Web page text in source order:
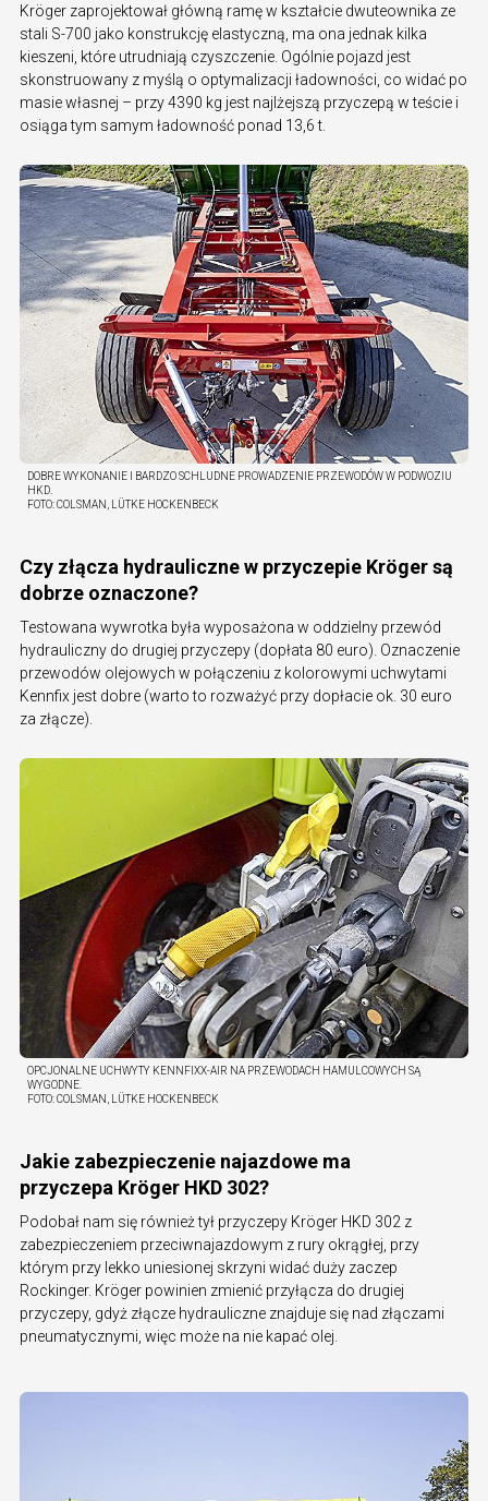
Kröger zaprojektował główną ramę w kształcie dwuteownika ze
stali S-700 jako konstrukcję elastyczną, ma ona jednak kilka
kieszeni, które utrudniają czyszczenie. Ogólnie pojazd jest
skonstruowany z myślą o optymalizacji ładowności, co widać po
masie własnej – przy 4390 kg jest najlżejszą przyczepą w teście i
osiąga tym samym ładowność ponad 13,6 t.
DOBRE WYKONANIE I BARDZO SCHLUDNE PROWADZENIE PRZEWODÓW W PODWOZIU
HKD.
FOTO:COLSMAN, LÜTKE HOCKENBECK
Czy złącza hydrauliczne w przyczepie Kröger są
dobrze oznaczone?
Testowana wywrotka była wyposażona w oddzielny przewód
hydrauliczny do drugiej przyczepy (dopłata 80 euro). Oznaczenie
przewodów olejowych w połączeniu z kolorowymi uchwytami
Kennfix jest dobre (warto to rozważyć przy dopłacie ok. 30 euro
za złącze).
OPCJONALNE UCHWYTY KENNFIXX-AIR NA PRZEWODACH HAMULCOWYCH SĄ
WYGODNE.
FOTO:COLSMAN, LÜTKE HOCKENBECK
Jakie zabezpieczenie najazdowe ma
przyczepa Kröger HKD 302?
Podobał nam się również tył przyczepy Kröger HKD 302 z
zabezpieczeniem przeciwnajazdowym z rury okrągłej, przy
którym przy lekko uniesionej skrzyni widać duży zaczep
Rockinger. Kröger powinien zmienić przyłącza do drugiej
przyczepy, gdyż złącze hydrauliczne znajduje się nad złączami
pneumatycznymi, więc może na nie kapać olej.